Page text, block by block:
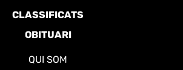
CLASSIFICATS
OBITUARI
QUI SOM